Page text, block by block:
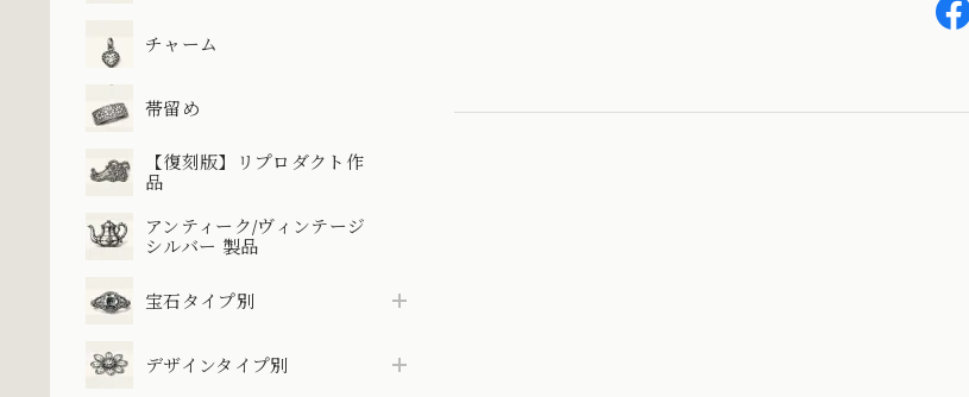
チャーム
帯留め
【復刻版】リプロダクト作
品
アンティーク/ヴィンテージ
シルバー 製品
宝石タイプ別
デザインタイプ別